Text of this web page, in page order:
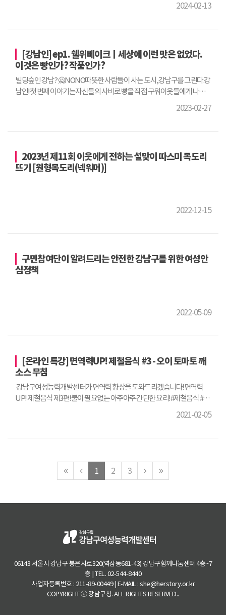
2024-02-13
[강남인] ep1. 쉘위베이크ㅣ세상에 이런 맛은 없었다.
이것은 빵인가? 작품인가?
빌딩숲인 강남? 🙅NONO따뜻한 사람들이 사는 도시,강남구를 그린다.강
남인!첫 번째 이야기는자신들의 사비로 빵을 직접 구워이웃들에게 나눠
주는‘쉘위베이크’와 함께 합니다.빵 중의 빵은 기본빵인단팥빵과 소보로
죠?따뜻한 향기가 담긴 쉘위베이크,그리고 강남인, 지금 시작합니다.#다
2023-02-27
2023년 제11회 이웃에게 전하는 설맞이 따스미 목도리
뜨기 [원형목도리(넥워머)]
2022-12-15
구민참여단이 알려드리는 안전한 강남구를 위한 여성안
심정책
2022-05-09
[온라인 특강] 면역력UP! 제철음식 #3 - 오이 토마토 깨
소스 무침
강남구여성능력개발센터가 면역력 향상을 도와드리겠습니다!면역력
UP! 제철음식 제3편!불이 필요없는 아주아주 간단한 요리!#제철음식 #오
이 #토마토 #면역력향상 #한그릇요리 #간단한샐러드[재료준비]청오이2
개, 토마토1개깨 갈은 것, 레몬즙, 올리고당, 간장, 식초, 소금, 참기름
2021-02-05
맨
처
페
로
이
전
이
1 2 3
다
음
이
맨
마
막
06143 서울시 강남구 봉은사로320(역삼동681-43) 강남구함께나눔센터 4층~7
층 | TEL. 02-544-8440
사업자등록번호 : 211-89-00449 | E-MAIL : she@herstory.or.kr
COPYRIGHT ⓒ 강남구청. ALL RIGHTS RESERVED..